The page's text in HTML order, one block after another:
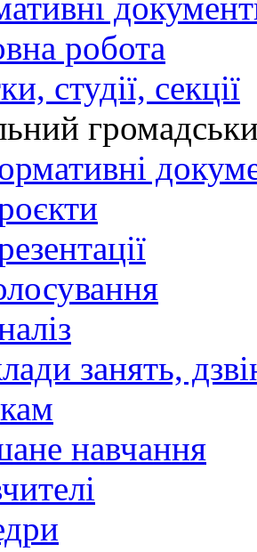
робота
студії, секції
занять,
навчання